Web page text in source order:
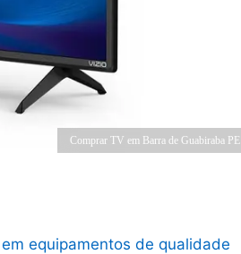
Comprar TV em Barra de Guabiraba PE
equipamentos de qualidade